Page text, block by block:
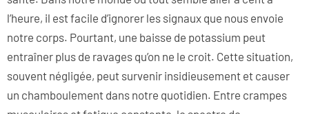
l’heure, il est facile d’ignorer les signaux que nous envoie
notre corps. Pourtant, une baisse de potassium peut
entraîner plus de ravages qu’on ne le croit. Cette situation,
souvent négligée, peut survenir insidieusement et causer
un chamboulement dans notre quotidien. Entre crampes